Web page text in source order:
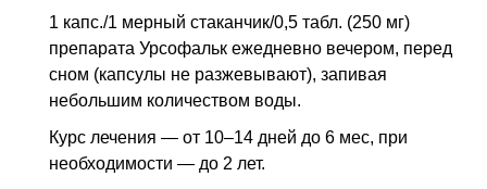
1 капс./1 мерный стаканчик/0,5 табл. (250 мг)
препарата Урсофальк ежедневно вечером, перед
сном (капсулы не разжевывают), запивая
небольшим количеством воды.
Курс лечения — от 10–14 дней до 6 мес, при
необходимости — до 2 лет.